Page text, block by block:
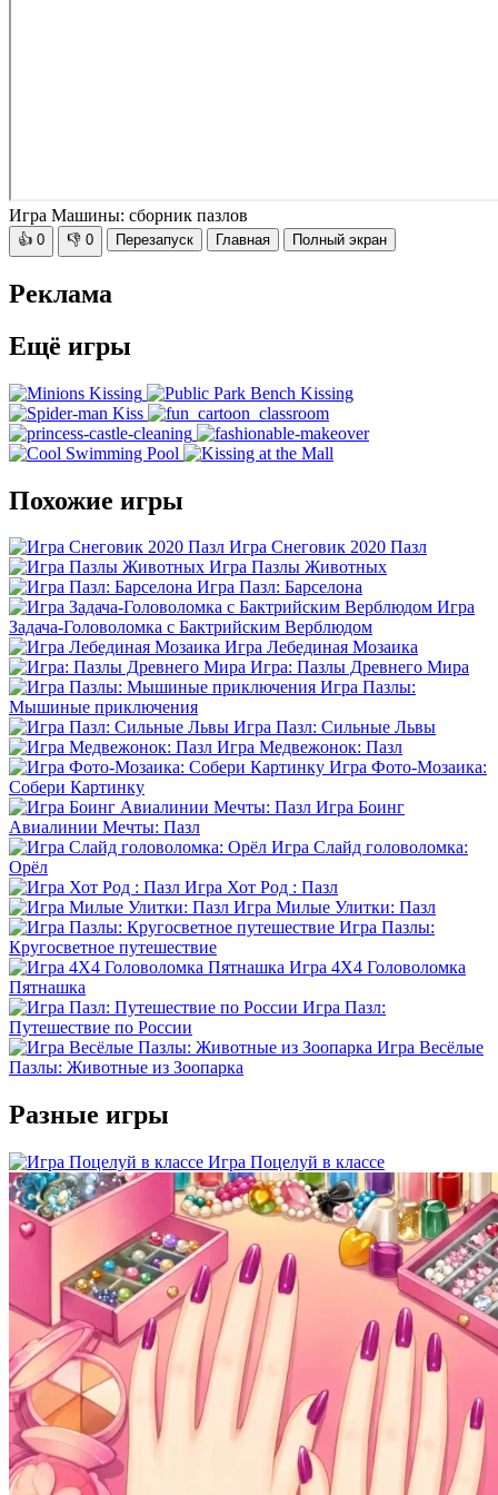
Игра Машины: сборник пазлов
👍 0 👎 0 Перезапуск Главная Полный экран
Реклама
Ещё игры
Похожие игры
Игра Снеговик 2020 Пазл
Игра Пазлы Животных
Игра Пазл: Барселона
Игра
Задача-Головоломка с Бактрийским Верблюдом
Игра Лебединая Мозаика
Игра: Пазлы Древнего Мира
Игра Пазлы:
Мышиные приключения
Игра Пазл: Сильные Львы
Игра Медвежонок: Пазл
Игра Фото-Мозаика:
Собери Картинку
Игра Боинг
Авиалинии Мечты: Пазл
Игра Слайд головоломка:
Орёл
Игра Хот Род : Пазл
Игра Милые Улитки: Пазл
Игра Пазлы:
Кругосветное путешествие
Игра 4X4 Головоломка
Пятнашка
Игра Пазл:
Путешествие по России
Игра Весёлые
Пазлы: Животные из Зоопарка
Разные игры
Игра Поцелуй в классе